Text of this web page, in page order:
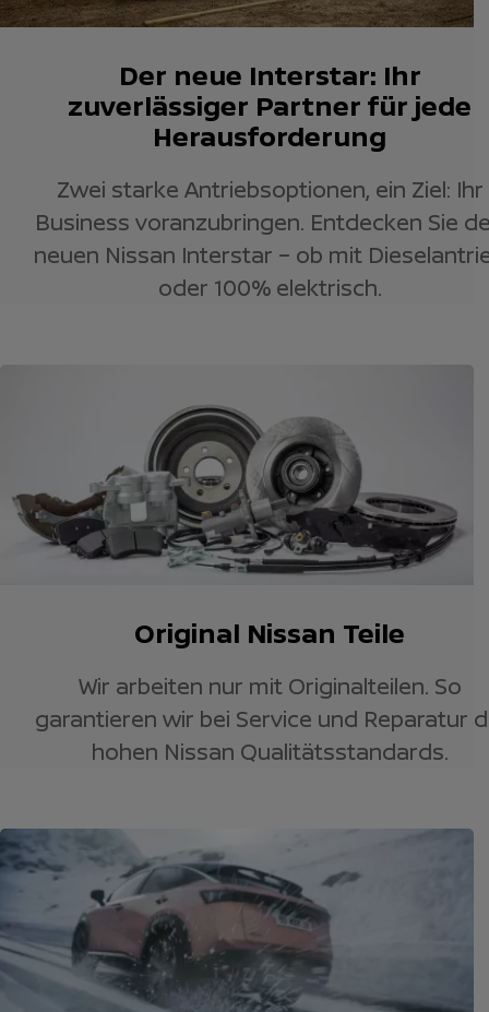
Der neue Interstar: Ihr
zuverlässiger Partner für jede
Herausforderung
Zwei starke Antriebsoptionen, ein Ziel: Ihr
Business voranzubringen. Entdecken Sie
neuen Nissan Interstar – ob mit
oder 100% elektrisch.
Original Nissan Teile
Wir arbeiten nur mit Originalteilen. So
garantieren wir bei Service und Reparatur
hohen Nissan Qualitätsstandards.